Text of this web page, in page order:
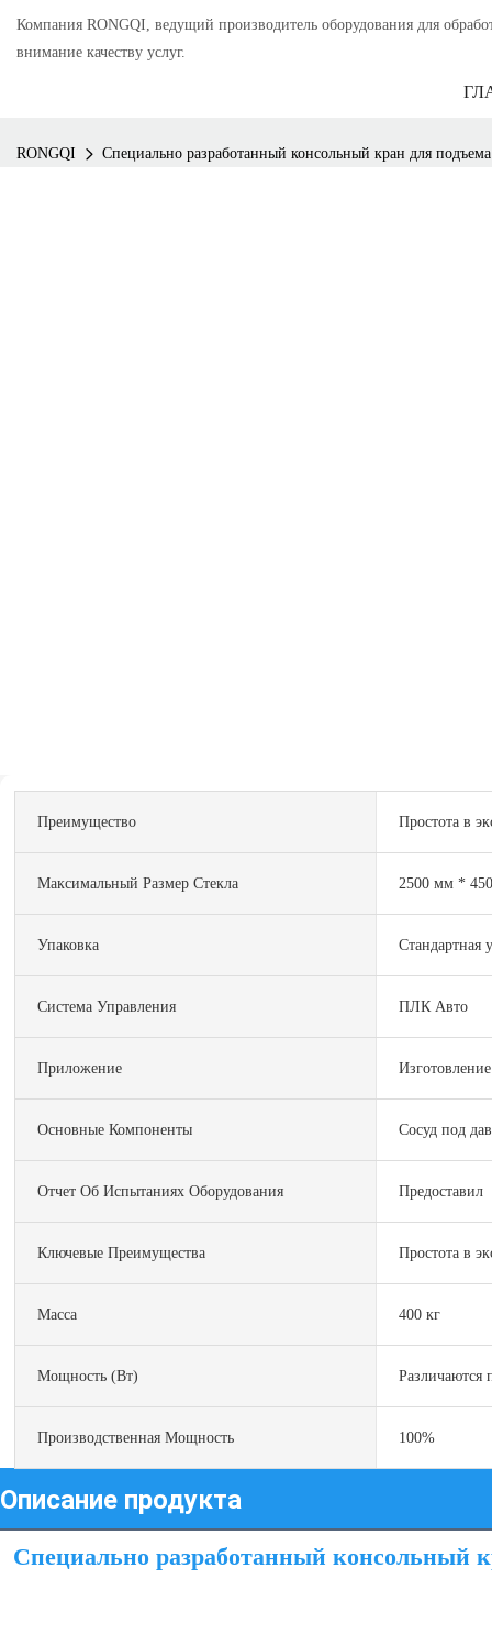
Компания RONGQI, ведущий производитель оборудования для
внимание качеству услуг.
RONGQI Специально разработанный консольный кран для
Преимущество Простота в
Максимальный Размер Стекла 2500 мм *
Упаковка Стандартная
Система Управления ПЛК Авто
Приложение
Основные Компоненты Сосуд под
Отчет Об Испытаниях Оборудования Предоставил
Ключевые Преимущества Простота в
Масса 400 кг
Мощность (Вт) Различаются
Производственная Мощность 100%
Описание продукта
Специально разработанный консольный